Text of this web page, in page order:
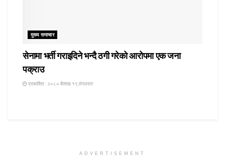
मुख्य समाचार
सेनामा भर्ती गराइदिने भन्दै ठगी गरेको आरोपमा एक जना
पक्राउ
प्रकाशित : २०८० बैशाख १९,मंगलवार
ADVERTISEMENT